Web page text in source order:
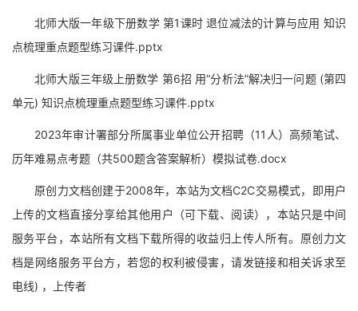
北师大版一年级下册数学 第1课时 退位减法的计算与应用 知识
点梳理重点题型练习课件.pptx
北师大版三年级上册数学 第6招 用“分析法”解决归一问题 (第四
单元) 知识点梳理重点题型练习课件.pptx
2023年审计署部分所属事业单位公开招聘（11人）高频笔试、
历年难易点考题（共500题含答案解析）模拟试卷.docx
原创力文档创建于2008年，本站为文档C2C交易模式，即用户
上传的文档直接分享给其他用户（可下载、阅读），本站只是中间
服务平台，本站所有文档下载所得的收益归上传人所有。原创力文
档是网络服务平台方，若您的权利被侵害，请发链接和相关诉求至
电线) ，上传者